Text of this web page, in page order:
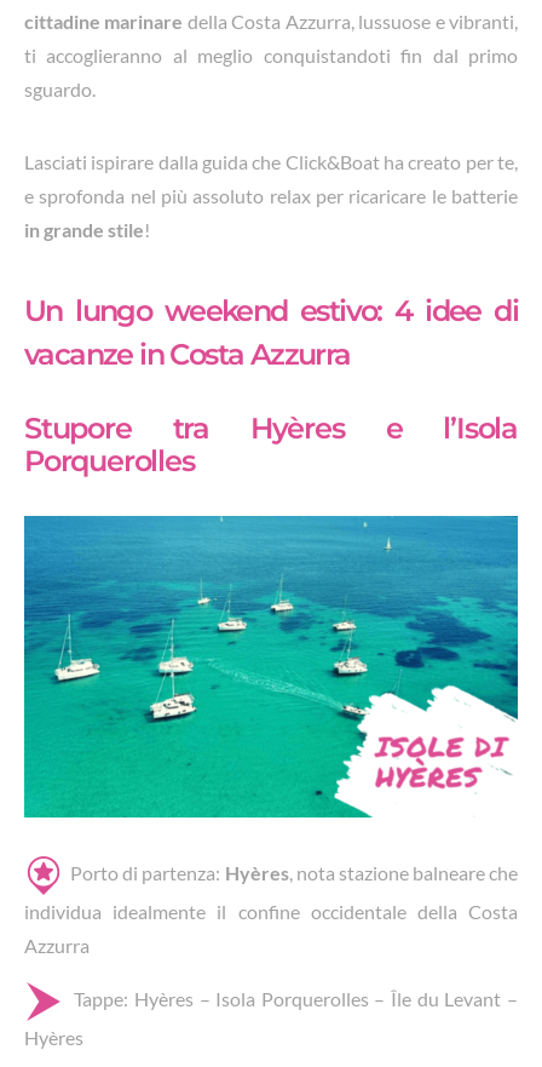
cittadine marinare della Costa Azzurra, lussuose e vibranti,
ti accoglieranno al meglio conquistandoti fin dal primo
sguardo.
Lasciati ispirare dalla guida che Click&Boat ha creato per te,
e sprofonda nel più assoluto relax per ricaricare le batterie
in grande stile!
Un lungo weekend estivo: 4 idee di
vacanze in Costa Azzurra
Stupore tra Hyères e l’Isola
Porquerolles
Porto di partenza: Hyères, nota stazione balneare che
individua idealmente il confine occidentale della Costa
Azzurra
Tappe: Hyères – Isola Porquerolles – Île du Levant –
Hyères